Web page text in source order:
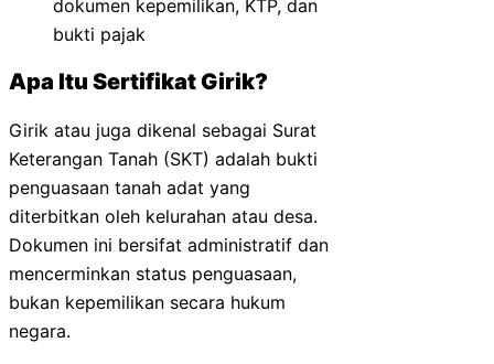
dokumen kepemilikan, KTP, dan
bukti pajak
Apa Itu Sertifikat Girik?
Girik atau juga dikenal sebagai Surat
Keterangan Tanah (SKT) adalah bukti
penguasaan tanah adat yang
diterbitkan oleh kelurahan atau desa.
Dokumen ini bersifat administratif dan
mencerminkan status penguasaan,
bukan kepemilikan secara hukum
negara.